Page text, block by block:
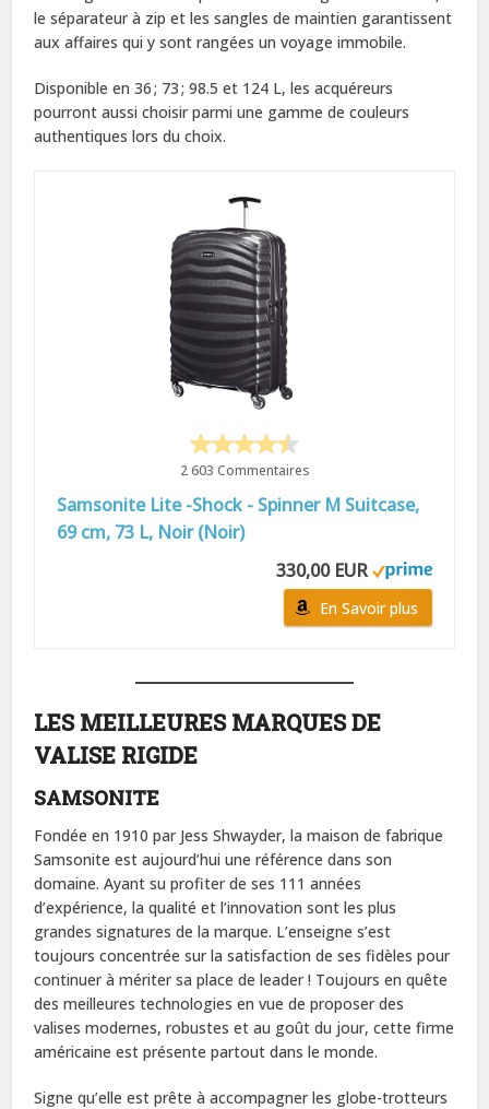
le séparateur à zip et les sangles de maintien garantissent
aux affaires qui y sont rangées un voyage immobile.
Disponible en 36 ; 73 ; 98.5 et 124 L, les acquéreurs
pourront aussi choisir parmi une gamme de couleurs
authentiques lors du choix.
2 603 Commentaires
Samsonite Lite -Shock - Spinner M Suitcase,
69 cm, 73 L, Noir (Noir)
330,00 EUR
En Savoir plus
LES MEILLEURES MARQUES DE
VALISE RIGIDE
SAMSONITE
Fondée en 1910 par Jess Shwayder, la maison de fabrique
Samsonite est aujourd’hui une référence dans son
domaine. Ayant su profiter de ses 111 années
d’expérience, la qualité et l’innovation sont les plus
grandes signatures de la marque. L’enseigne s’est
toujours concentrée sur la satisfaction de ses fidèles pour
continuer à mériter sa place de leader ! Toujours en quête
des meilleures technologies en vue de proposer des
valises modernes, robustes et au goût du jour, cette firme
américaine est présente partout dans le monde.
Signe qu’elle est prête à accompagner les globe-trotteurs